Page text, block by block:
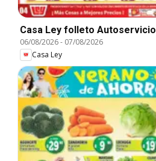
Casa Ley folleto Autoservicio
06/08/2026- 07/08/2026
Casa Ley